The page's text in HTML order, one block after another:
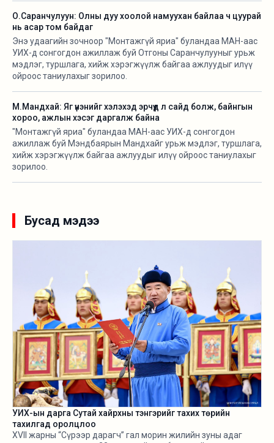
О.Саранчулуун: Олны дуу хоолой намуухан байлаа ч цуурай
нь асар том байдаг
Энэ удаагийн зочноор "Монтажгүй яриа" буландаа МАН-аас
УИХ-д сонгогдон ажиллаж буй Отгоны Саранчулууныг урьж
мэдлэг, туршлага, хийж хэрэгжүүлж байгаа ажлуудыг илүү
ойроос таниулахыг зорилоо.‍
М.Мандхай: Яг үнэнийг хэлэхэд эрчүүд л сайд болж, байнгын
хороо, ажлын хэсэг даргалж байна
"Монтажгүй яриа" буландаа МАН-аас УИХ-д сонгогдон
ажиллаж буй Мэндбаярын Мандхайг урьж мэдлэг, туршлага,
хийж хэрэгжүүлж байгаа ажлуудыг илүү ойроос таниулахыг
зорилоо.
Бусад мэдээ
УИХ-ын дарга Сутай хайрхны тэнгэрийг тахих төрийн
тахилгад оролцлоо
XVII жарны “Сүрээр дарагч” гал морин жилийн зуны адаг